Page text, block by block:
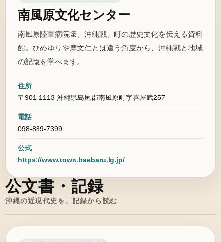
南風原文化センター
南風原陸軍病院壕、沖縄戦、町の歴史文化を伝える資料
館。ひめゆりや摩文仁とは違う角度から、沖縄戦と地域
の記憶を学べます。
住所
〒901-1113 沖縄県島尻郡南風原町字喜屋武257
電話
098-889-7399
公式
https://www.town.haebaru.lg.jp/
公文書・記録
沖縄の近現代史を、記録から読む